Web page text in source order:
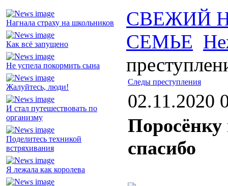
Нагнала страху на школьников
Как всё запущено
Не успела покормить сына
Жалуйтесь, люди!
И стал путешествовать по
организму
Поделитесь техникой
встряхивания
Я лежала как королева
СВЕЖИЙ
СЕМЬЕ
Следы преступления
02.11.2020
Поросёнку
спасибо